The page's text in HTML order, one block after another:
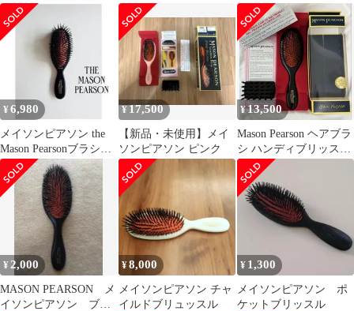
ッスル 猪毛100%
BRISTLE
アブラシ POCKET
SENSITIVE BRISTLE
[ポケット センシティ
ブ ブリッスル]
SB4【英国ブランド】
¥ 6,980
メイソンピアソン the
Mason Pearsonブラシ
EXTRA
¥17,500
【新品・未使用】メイ
ソンピアソン ピンク
¥13,500
Mason Pearson ヘアブラ
シ ハンディブリッス
ル クリーニングブラ
シ付
¥ 2,000
MASON PEARSON メ
イソンピアソン ブラ
¥8,000
メイソンピアソン チャ
イルドブリュッスル
¥ 1,300
メイソンピアソン ポ
ケットブリッスル